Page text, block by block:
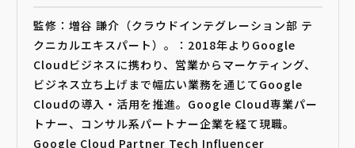
監修：増谷 謙介（クラウドインテグレーション部 テ
クニカルエキスパート）。：2018年よりGoogle
Cloudビジネスに携わり、営業からマーケティング、
ビジネス立ち上げまで幅広い業務を通じてGoogle
Cloudの導入・活用を推進。Google Cloud専業パー
トナー、コンサル系パートナー企業を経て現職。
Google Cloud Partner Tech Influencer